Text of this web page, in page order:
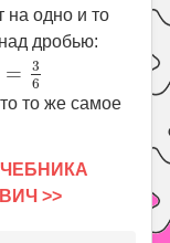
на одно и то
дробью:
=
3
6
=36
то же самое
>>